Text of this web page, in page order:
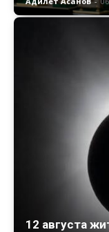
12 августа